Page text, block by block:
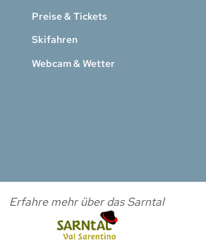
Preise & Tickets
Skifahren
Webcam & Wetter
Erfahre mehr über das Sarntal